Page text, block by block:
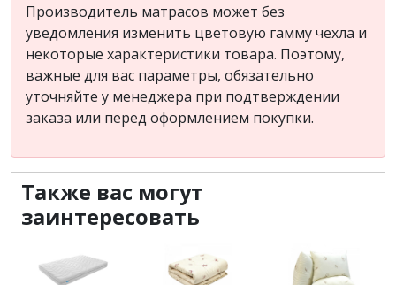
Производитель матрасов может без
уведомления изменить цветовую гамму чехла и
некоторые характеристики товара. Поэтому,
важные для вас параметры, обязательно
уточняйте у менеджера при подтверждении
заказа или перед оформлением покупки.
Также вас могут
заинтересовать